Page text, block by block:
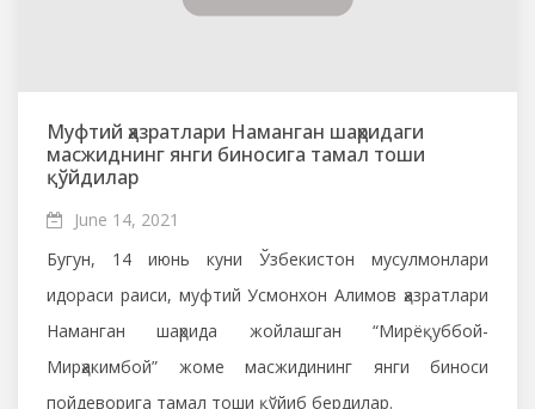
Муфтий ҳазратлари Наманган шаҳридаги
масжиднинг янги биносига тамал тоши
қўйдилар
June 14, 2021
Бугун, 14 июнь куни Ўзбекистон мусулмонлари
идораси раиси, муфтий Усмонхон Алимов ҳазратлари
Наманган шаҳрида жойлашган “Мирёқуббой-
Мирҳакимбой” жоме масжидининг янги биноси
пойдеворига тамал тоши қўйиб бердилар.